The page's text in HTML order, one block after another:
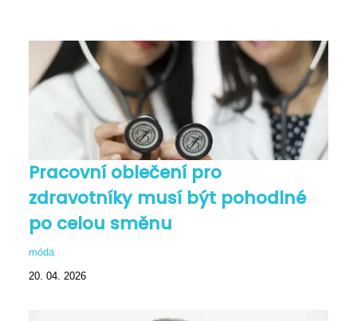
Pracovní oblečení pro
zdravotníky musí být pohodlné
po celou směnu
móda
20. 04. 2026